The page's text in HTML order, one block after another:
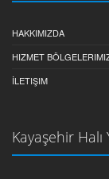
HAKKIMIZDA
HIZMET
İLETIŞIM
Kayaşehir